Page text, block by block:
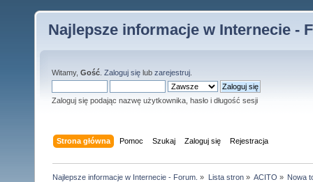
Najlepsze informacje w Internecie -
Witamy, Gość Zaloguj się lub zarejestruj
Zaloguj się podając nazwę użytkownika, hasło i długość sesji
Strona główna Pomoc Szukaj Zaloguj się Rejestracja
Najlepsze informacje w Internecie - Forum. » Lista stron» ACITO » Nowa